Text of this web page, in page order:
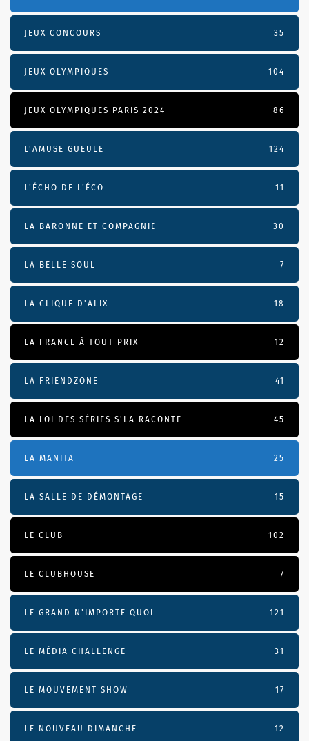
JEUX CONCOURS 35
JEUX OLYMPIQUES 104
JEUX OLYMPIQUES PARIS 2024 86
L'AMUSE GUEULE 124
L’ÉCHO DE L’ÉCO 11
LA BARONNE ET COMPAGNIE 30
LA BELLE SOUL 7
LA CLIQUE D'ALIX 18
LA FRANCE À TOUT PRIX 12
LA FRIENDZONE 41
LA LOI DES SÉRIES S'LA RACONTE 45
LA MANITA 25
LA SALLE DE DÉMONTAGE 15
LE CLUB 102
LE CLUBHOUSE 7
LE GRAND N’IMPORTE QUOI 121
LE MÉDIA CHALLENGE 31
LE MOUVEMENT SHOW 17
LE NOUVEAU DIMANCHE 12